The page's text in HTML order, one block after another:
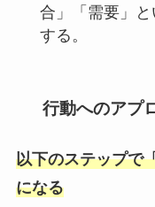
合」「需要」
する。
行動へのアプ
以下のステップで
になる